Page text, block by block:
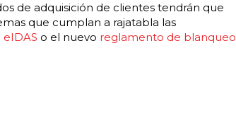
de adquisición de clientes tendrán que
que cumplan a rajatabla las
eIDAS o el nuevo reglamento de blanqueo